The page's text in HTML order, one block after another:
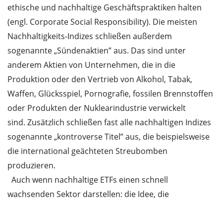
ethische und nachhaltige Geschäftspraktiken halten
(engl. Corporate Social Responsibility). Die meisten
Nachhaltigkeits-Indizes schließen außerdem
sogenannte „Sündenaktien” aus. Das sind unter
anderem Aktien von Unternehmen, die in die
Produktion oder den Vertrieb von Alkohol, Tabak,
Waffen, Glücksspiel, Pornografie, fossilen Brennstoffen
oder Produkten der Nuklearindustrie verwickelt
sind. Zusätzlich schließen fast alle nachhaltigen Indizes
sogenannte „kontroverse Titel” aus, die beispielsweise
die international geächteten Streubomben
produzieren.
Auch wenn nachhaltige ETFs einen schnell
wachsenden Sektor darstellen: die Idee, die